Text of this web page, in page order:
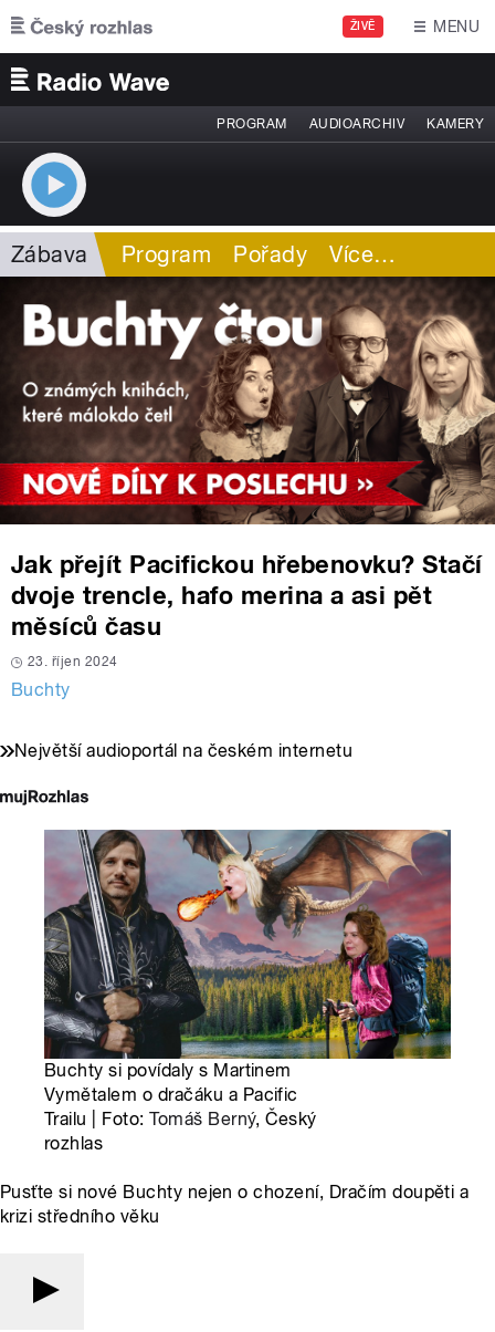
Přejít k hlavnímu obsahu
ŽIVĚ MENU
PROGRAM AUDIOARCHIV KAMERY
Zábava Program Pořady Více…
Jak přejít Pacifickou hřebenovku? Stačí
dvoje trencle, hafo merina a asi pět
měsíců času
23. říjen 2024
Buchty
Největší audioportál na českém internetu
Buchty si povídaly s Martinem
Vymětalem o dračáku a Pacific
Trailu | Foto:Tomáš Berný, Český
rozhlas
Pusťte si nové Buchty nejen o chození, Dračím doupěti a
krizi středního věku